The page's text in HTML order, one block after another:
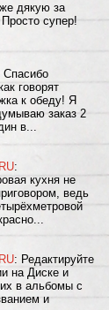
дякую за
Просто супер!
Спасибо
говорят
к обеду! Я
заказ 2
в...
:
кухня не
ведь
: Редактируйте
на Диске и
в альбомы с
и